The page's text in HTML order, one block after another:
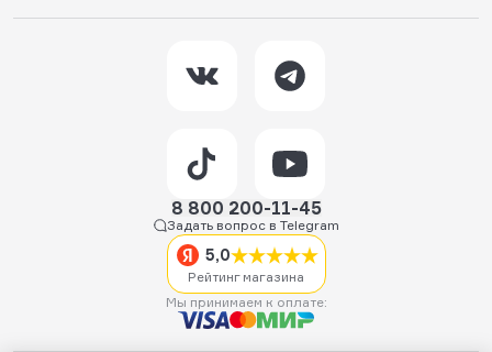
8 800 200-11-45
Задать вопрос в Telegram
5,0
Рейтинг магазина
Мы принимаем к оплате: